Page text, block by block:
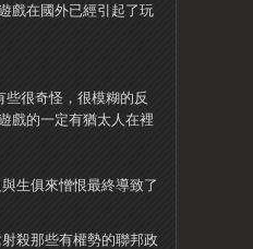
戲在國外已經引起了玩
很奇怪，很模糊的反
戲的一定有猶太人在裡
生俱來憎恨最終導致了
殺那些有權勢的聯邦政